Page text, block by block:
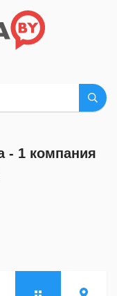
- 1 компания